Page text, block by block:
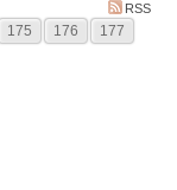
RSS
175 176
177